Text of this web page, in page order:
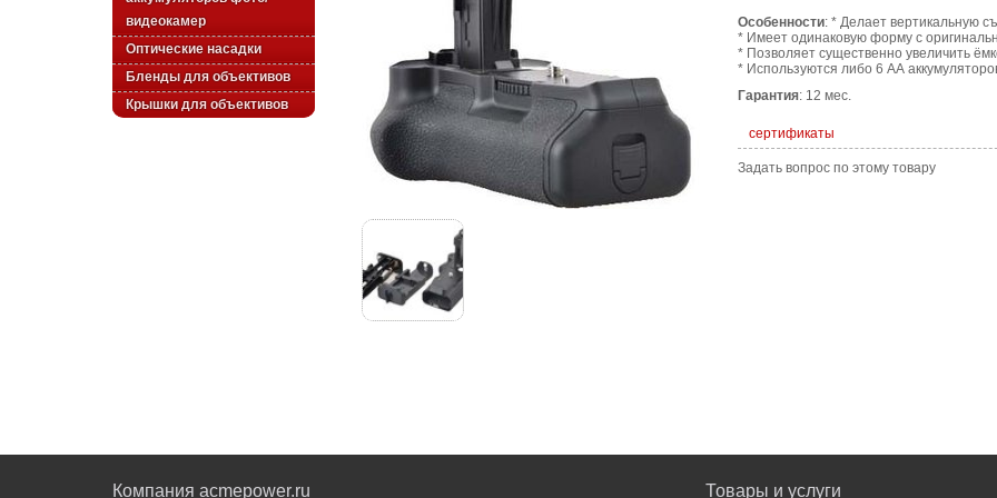
видеокамер
Оптические насадки
Бленды для объективов
Крышки для объективов
Особенности: * Делает вертикальную
* Имеет одинаковую форму с
* Позволяет существенно увеличить
* Используются либо 6 АА
Гарантия: 12 мес.
сертификаты
Задать вопрос по этому товару
Компания acmepower.ru Товары и услуги